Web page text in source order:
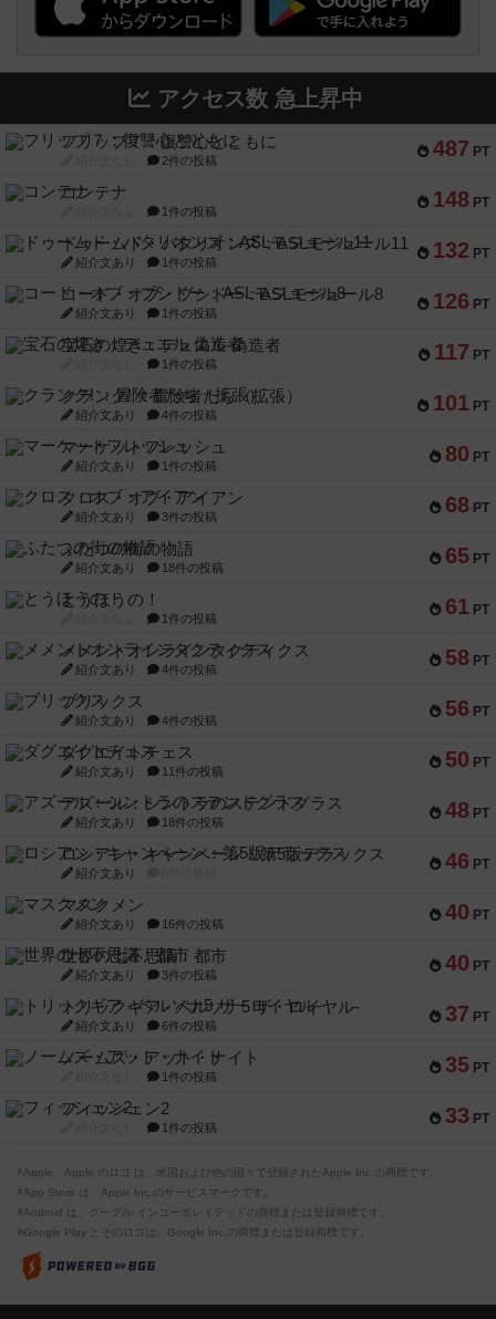
アクセス数 急上昇中
487 PT
フリップ７：復讐心とともに
2件の投稿
148 PT
コンテナ
1件の投稿
132 PT
ドゥームド・バタリオンズ：ASLモジュール11
紹介文あり 1件の投稿
126 PT
コード・オブ・ブシドー：ASLモジュール8
紹介文あり 1件の投稿
117 PT
宝石の煌き：デュエル 偽造者
1件の投稿
101 PT
クランク! ：冒険者たち（拡張）
紹介文あり 4件の投稿
80 PT
マーケットフレッシュ
紹介文あり 1件の投稿
68 PT
クロス・オブ・アイアン
紹介文あり 3件の投稿
65 PT
ふたつの街の物語
紹介文あり 18件の投稿
61 PT
とうほうの！
1件の投稿
58 PT
メメントオンラインタクティクス
紹介文あり 4件の投稿
56 PT
ブリックス
紹介文あり 4件の投稿
50 PT
ダグエイトチェス
紹介文あり 11件の投稿
48 PT
アズール：シントラのステンドグラス
紹介文あり 18件の投稿
46 PT
ロシアン・キャンペーン：第5版デラックス
紹介文あり
40 PT
マスクメン
紹介文あり 16件の投稿
40 PT
世界の七不思議：都市
紹介文あり 3件の投稿
37 PT
トリックギア - ペルソナ5 ザ・ロイヤル-
紹介文あり 6件の投稿
35 PT
ノームズ・アット・ナイト
1件の投稿
33 PT
フィッシェン2
1件の投稿
※Apple、Apple のロゴ は、米国および他の国々で登録されたApple Inc.の商標です。
※App Store は、Apple Inc.のサービスマークです。
※Android は、グーグル インコーポレイテッドの商標または登録商標です。
※Google Play とそのロゴは、Google Inc.の商標または登録商標です。